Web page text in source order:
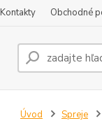
Kontakty Obchodné
Úvod Spreje